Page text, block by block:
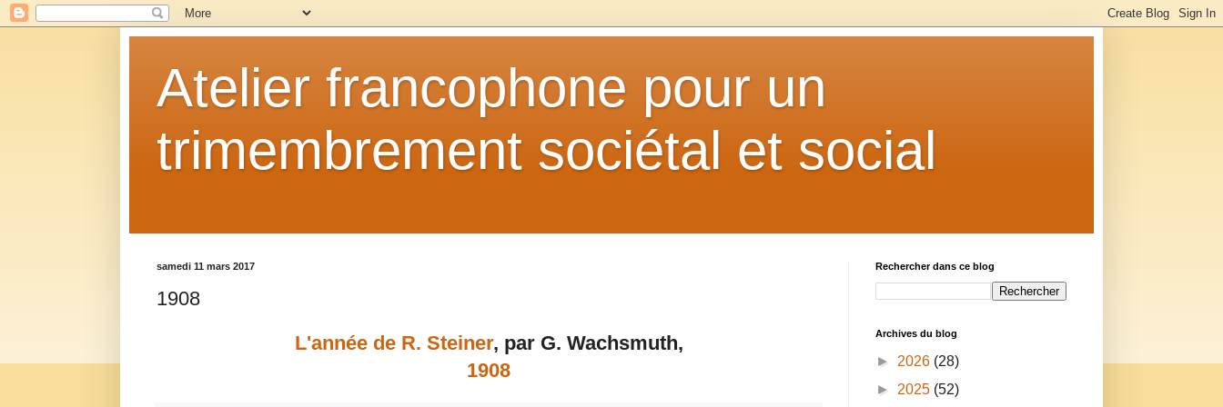
Atelier francophone pour un
trimembrement sociétal et social
samedi 11 mars 2017
1908
L'année de R. Steiner, par G. Wachsmuth,
1908
Rechercher dans ce blog
Archives du blog
► 2026 (28)
► 2025 (52)